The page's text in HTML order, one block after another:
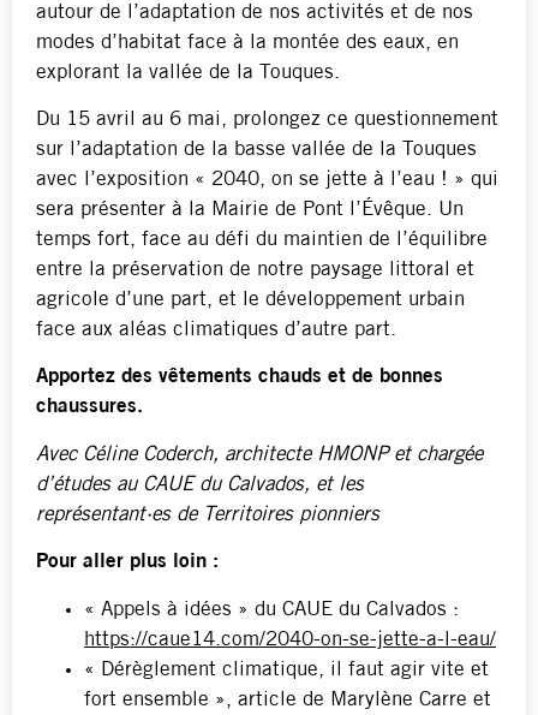
autour de l’adaptation de nos activités et de nos
modes d’habitat face à la montée des eaux, en
explorant la vallée de la Touques.
Du 15 avril au 6 mai, prolongez ce questionnement
sur l’adaptation de la basse vallée de la Touques
avec l’exposition « 2040, on se jette à l’eau ! » qui
sera présenter à la Mairie de Pont l’Évêque. Un
temps fort, face au défi du maintien de l’équilibre
entre la préservation de notre paysage littoral et
agricole d’une part, et le développement urbain
face aux aléas climatiques d’autre part.
Appor­tez des vête­ments chauds et de bonnes
chaus­sures.
Avec Céline Coderch, architecte HMONP et chargée
d’études au CAUE du Calvados, et les
représentant·es de Territoires pionniers
Pour aller plus loin :
« Appels à idées » du CAUE du Calvados :
https://caue14.com/2040-on-se-jette-a-l-eau/
« Dérèglement climatique, il faut agir vite et
fort ensemble », article de Marylène Carre et